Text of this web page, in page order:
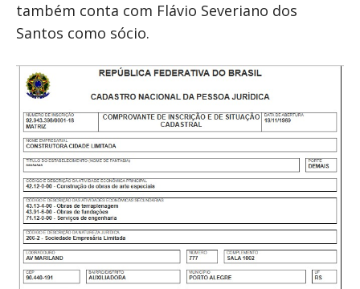
também conta com Flávio Severiano dos
Santos como sócio.